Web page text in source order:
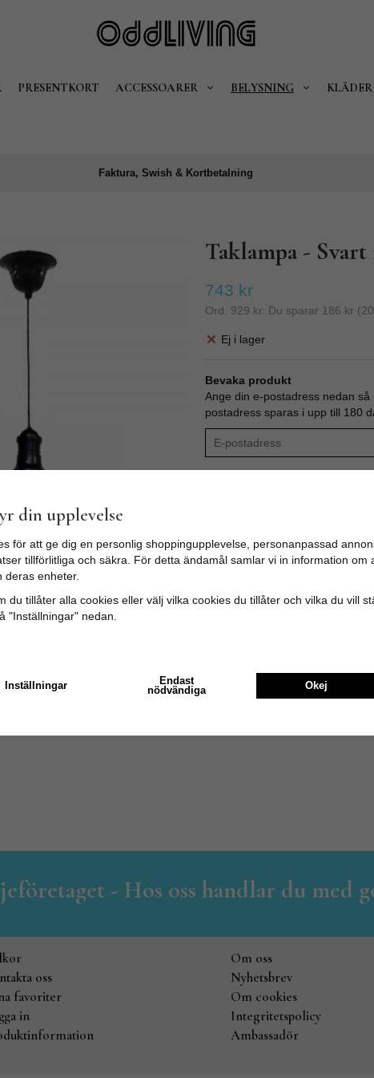
PRESENTKORT ACCESSOARER BELYSNING KLÄDER
Faktura, Swish & Kortbetalning
Taklampa - Svart
743 kr
Ord. 929 kr. Du sparar 186 kr (20
Ej i lager
Bevaka produkt
Ange din e-postadress nedan
postadress sparas i upp till 180
Handgjord taklampa som är
Taklampan är både tidlös och
ett fönster.
Lampan är tillverkad i mässing
Lampan är vår egen design
Vi är goda vänner med familjen
Finish: Hög-glansig svart med
D:23cm H:20cm
Ledningen är 80cm lång, höjden
- Hos oss handlar du med
oss
favoriter
in
Om oss
Nyhetsbrev
Om cookies
Integritetspolicy
Ambassadör
din upplevelse
för att ge dig en personlig shoppingupplevelse, personanpassad
tillförlitliga och säkra. För detta ändamål samlar vi in information om
deras enheter.
du tillåter alla cookies eller välj vilka cookies du tillåter och vilka du vill
"Inställningar" nedan.
Inställningar
Endast
nödvändiga
Okej